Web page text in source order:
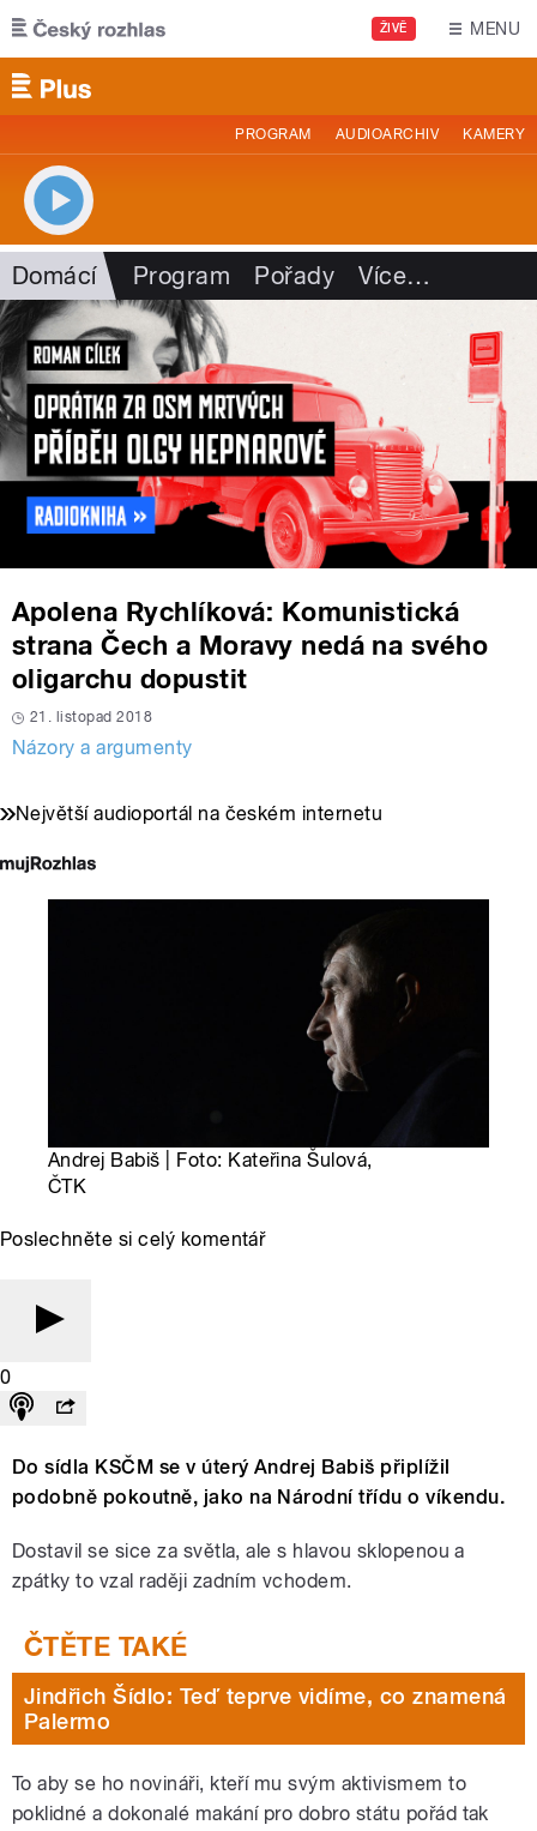
Přejít k hlavnímu obsahu
ŽIVĚ MENU
PROGRAM AUDIOARCHIV KAMERY
Domácí Program Pořady Více…
Apolena Rychlíková: Komunistická
strana Čech a Moravy nedá na svého
oligarchu dopustit
21. listopad 2018
Názory a argumenty
Největší audioportál na českém internetu
Andrej Babiš | Foto: Kateřina Šulová,
ČTK
Poslechněte si celý komentář
0
Do sídla KSČM se v úterý Andrej Babiš připlížil
podobně pokoutně, jako na Národní třídu o víkendu.
Dostavil se sice za světla, ale s hlavou sklopenou a
zpátky to vzal raději zadním vchodem.
Jindřich Šídlo: Teď teprve vidíme, co znamená
Palermo
To aby se ho novináři, kteří mu svým aktivismem to
poklidné a dokonalé makání pro dobro státu pořád tak